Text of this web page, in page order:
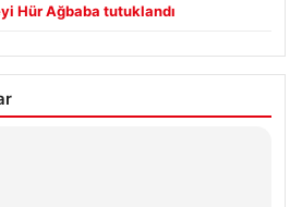
Hür Ağbaba tutuklandı